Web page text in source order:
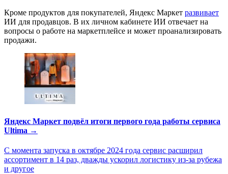
Кроме продуктов для покупателей, Яндекс Маркет развивает
ИИ для продавцов. В их личном кабинете ИИ отвечает на
вопросы о работе на маркетплейсе и может проанализировать
продажи.
Яндекс Маркет подвёл итоги первого года работы сервиса
Ultima →
С момента запуска в октябре 2024 года сервис расширил
ассортимент в 14 раз, дважды ускорил логистику из-за рубежа
и другое